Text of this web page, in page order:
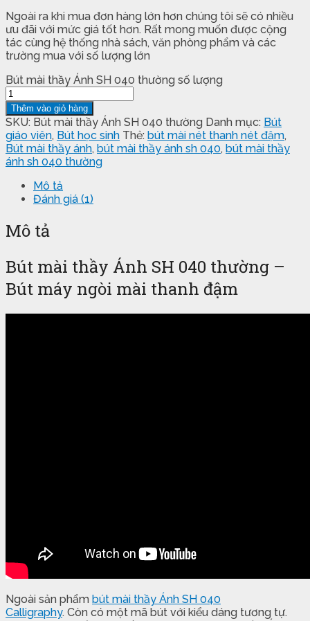
Ngoài ra khi mua đơn hàng lớn hơn chúng tôi sẽ có nhiều
ưu đãi với mức giá tốt hơn. Rất mong muốn được cộng
tác cùng hệ thống nhà sách, văn phòng phẩm và các
trường mua với số lượng lớn
Bút mài thầy Ánh SH 040 thường số lượng
Thêm vào giỏ hàng
SKU: Bút mài thầy Ánh SH 040 thường Danh mục: Bút
giáo viên, Bút học sinh Thẻ: bút mài nét thanh nét đậm,
Bút mài thầy ánh, bút mài thầy ánh sh 040, bút mài thầy
ánh sh 040 thường
Mô tả
Đánh giá (1)
Mô tả
Bút mài thầy Ánh SH 040 thường –
Bút máy ngòi mài thanh đậm
Ngoài sản phẩm bút mài thầy Ánh SH 040
Calligraphy. Còn có một mã bút với kiểu dáng tương tự.